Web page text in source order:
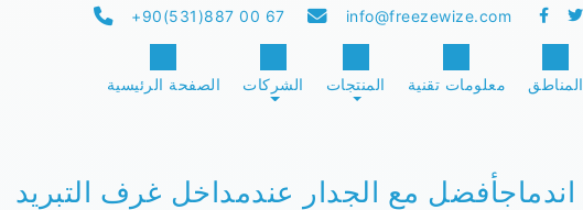
+90(531)887 00 67 info@freezewize.com
الصفحة الرئيسية الشركات المنتجات معلومات تقنية المناطق
اندماجأفضل مع الجدار عندمداخل غرف التبريد